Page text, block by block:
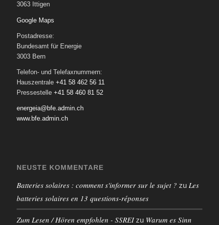
3063 Ittigen
Google Maps
Postadresse:
Bundesamt für Energie
3003 Bern
Telefon- und Telefaxnummern:
Hauszentrale +41 58 462 56 11
Pressestelle +41 58 460 81 52
energeia@bfe.admin.ch
www.bfe.admin.ch
NEUSTE KOMMENTARE
Batteries solaires : comment s'informer sur le sujet ? zu Les
batteries solaires en 13 questions-réponses
Zum Lesen / Hören empfohlen - SSREIzu Warum es Sinn